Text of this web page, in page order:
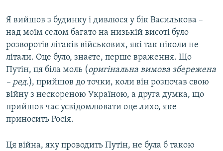
Я вийшов з будинку і дивлюся у бік Василькова –
над моїм селом багато на низькій висоті було
розворотів літаків військових, які так ніколи не
літали. Оце було, знаєте, перше враження. Що
Путін, ця біла моль (оригінальна вимова збережена
– ред.), прийшов до точки, коли він розпочав свою
війну з нескореною Україною, а друга думка, що
прийшов час усвідомлювати оце лихо, яке
приносить Росія.
Ця війна, яку проводить Путін, не була б такою